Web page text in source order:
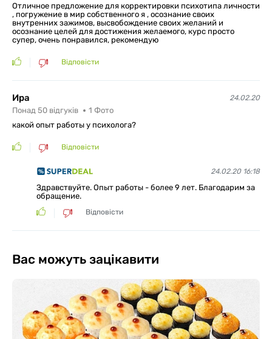
Отличное предложение для корректировки психотипа личности
, погружение в мир собственного я , осознание своих
внутренних зажимов, высвобождение своих желаний и
осознание целей для достижения желаемого, курс просто
супер, очень понравился, рекомендую
Відповісти
Ира 24.02.20
Понад 50 відгуків 1 Фото
какой опыт работы у психолога?
Відповісти
24.02.20 16:18
Здравствуйте. Опыт работы - более 9 лет. Благодарим за
обращение.
Відповісти
Вас можуть зацікавити